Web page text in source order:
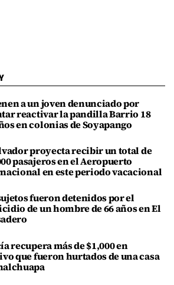
a un joven denunciado por
reactivar la pandilla Barrio 18
en colonias de Soyapango
proyecta recibir un total de
pasajeros en el Aeropuerto
en este periodo vacacional
fueron detenidos por el
de un hombre de 66 años en El
recupera más de $1,000 en
que fueron hurtados de una casa